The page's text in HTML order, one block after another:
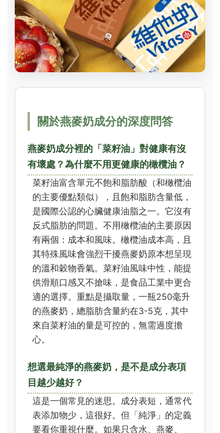
關於燕麥奶成分的深度問答
燕麥奶成分裡的「菜籽油」對健康有沒
有壞處？為什麼不用更健康的橄欖油？
菜籽油富含單元不飽和脂肪酸（和橄欖油
的主要優點類似），且飽和脂肪含量低，
是國際公認的心臟健康油脂之一。它沒有
反式脂肪的問題。不用橄欖油的主要原因
有兩個：成本和風味。橄欖油成本高，且
其特殊風味會強烈干擾燕麥奶原本想呈現
的溫和穀物香氣。菜籽油風味中性，能提
供滑順口感又不搶味，是食品工業中更合
適的選擇。重點是攝取量，一瓶250毫升
的燕麥奶，總脂肪含量約在3-5克，其中
來自菜籽油的量是可控的，無需過度擔
心。
想選最純淨的燕麥奶，是不是成分表項
目越少越好？
這是一個常見的迷思。成分表短，通常代
表添加物少，這很好。但「純淨」的定義
要看你重視什麼。如果只含水、燕麥、